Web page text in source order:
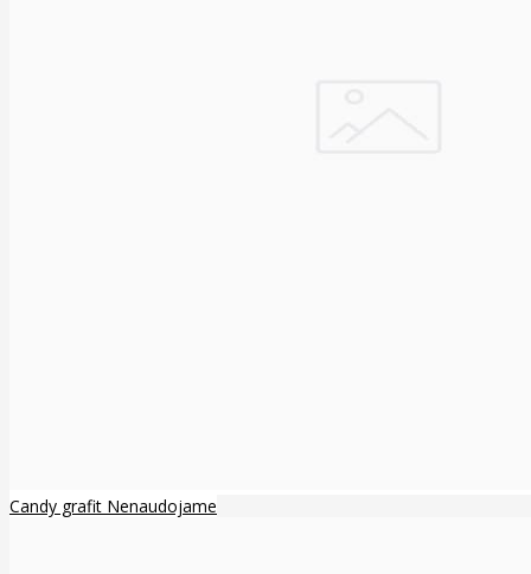
Candy grafit Nenaudojame